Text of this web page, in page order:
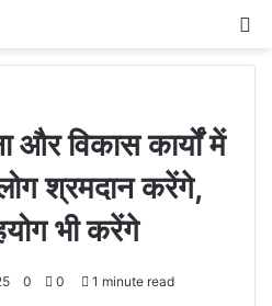
और विकास कार्यों में
श्रमदान करेंगे,
भी करेंगे
0 0 1 minute read